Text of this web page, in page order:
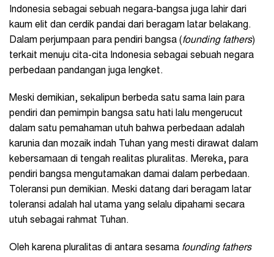
Indonesia sebagai sebuah negara-bangsa juga lahir dari
kaum elit dan cerdik pandai dari beragam latar belakang.
Dalam perjumpaan para pendiri bangsa (founding fathers)
terkait menuju cita-cita Indonesia sebagai sebuah negara
perbedaan pandangan juga lengket.
Meski demikian, sekalipun berbeda satu sama lain para
pendiri dan pemimpin bangsa satu hati lalu mengerucut
dalam satu pemahaman utuh bahwa perbedaan adalah
karunia dan mozaik indah Tuhan yang mesti dirawat dalam
kebersamaan di tengah realitas pluralitas. Mereka, para
pendiri bangsa mengutamakan damai dalam perbedaan.
Toleransi pun demikian. Meski datang dari beragam latar
toleransi adalah hal utama yang selalu dipahami secara
utuh sebagai rahmat Tuhan.
Oleh karena pluralitas di antara sesama founding fathers